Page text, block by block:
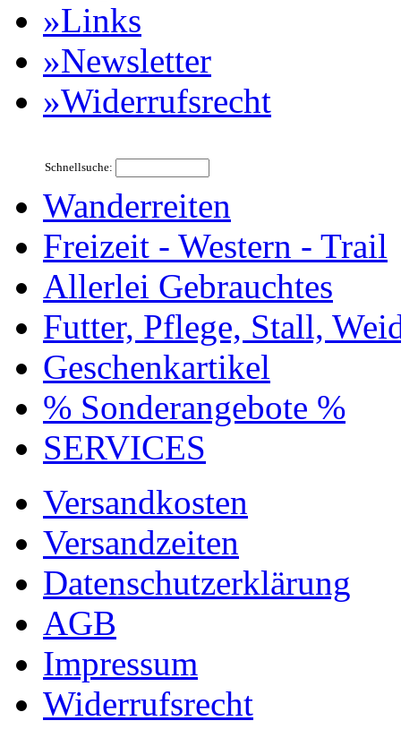
»Links
»Newsletter
»Widerrufsrecht
Schnellsuche:
Wanderreiten
Freizeit - Western - Trail
Allerlei Gebrauchtes
Futter, Pflege, Stall,
Geschenkartikel
% Sonderangebote %
SERVICES
Versandkosten
Versandzeiten
Datenschutzerklärung
AGB
Impressum
Widerrufsrecht